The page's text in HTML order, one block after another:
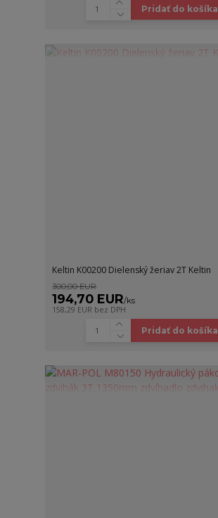
Pridať do košíka
Keltin K00200 Dielenský žeriav 2T Keltin
300,00 EUR
194,70 EUR/ks
158,29 EUR bez DPH
Pridať do košíka